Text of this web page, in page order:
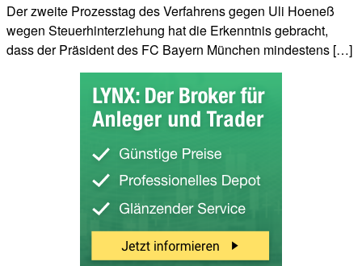
Der zweite Prozesstag des Verfahrens gegen Uli Hoeneß
wegen Steuerhinterziehung hat die Erkenntnis gebracht,
dass der Präsident des FC Bayern München mindestens […]